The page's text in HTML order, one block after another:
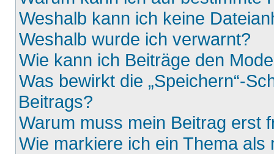
Weshalb kann ich keine
Weshalb wurde ich verwarnt?
Wie kann ich Beiträge den
Was bewirkt die „Speichern“-
Beitrags?
Warum muss mein Beitrag erst
Wie markiere ich ein Thema als